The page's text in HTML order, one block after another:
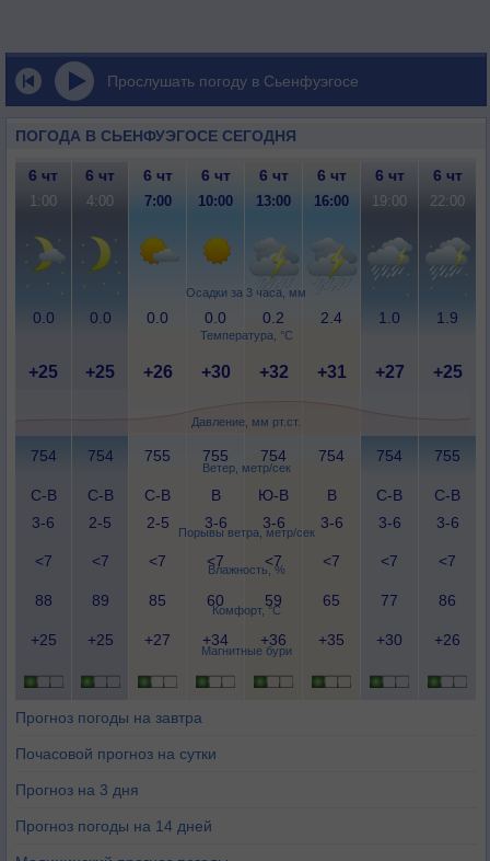
Прослушать погоду в Сьенфуэгосе
ПОГОДА В СЬЕНФУЭГОСЕ СЕГОДНЯ
Осадки за 3 часа, мм
Температура, °C
Давление, мм рт.ст.
Ветер, метр/сек
Порывы ветра, метр/сек
Влажность, %
Комфорт, °C
Магнитные бури
6 чт 6 чт 6 чт 6 чт 6 чт 6 чт 6 чт 6 чт
1:00 4:00 7:00 10:00 13:00 16:00 19:00 22:00
0.0 0.0 0.0 0.0 0.2 2.4 1.0 1.9
+25 +25 +26 +30 +32 +31 +27 +25
754 754 755 755 754 754 754 755
С-В
3-6
С-В
2-5
С-В
2-5
В
3-6
Ю-В
3-6
В
3-6
С-В
3-6
С-В
3-6
<7 <7 <7 <7 <7 <7 <7 <7
88 89 85 60 59 65 77 86
+25 +25 +27 +34 +36 +35 +30 +26
Прогноз погоды на завтра
Почасовой прогноз на сутки
Прогноз на 3 дня
Прогноз погоды на 14 дней